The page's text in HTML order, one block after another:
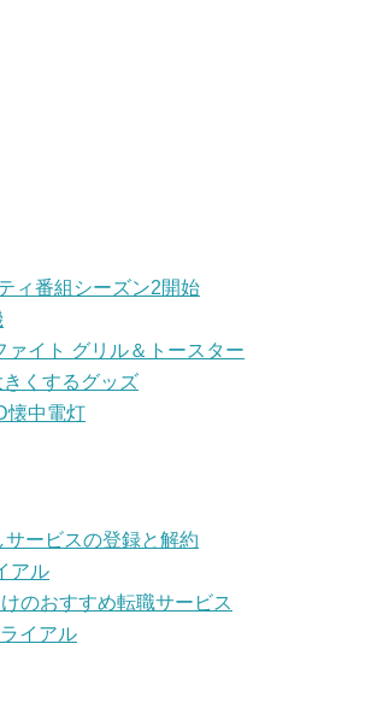
ィ番組シーズン2開始
ァイト グリル＆トースター
くするグッズ
懐中電灯
サービスの登録と解約
アル
のおすすめ転職サービス
イアル